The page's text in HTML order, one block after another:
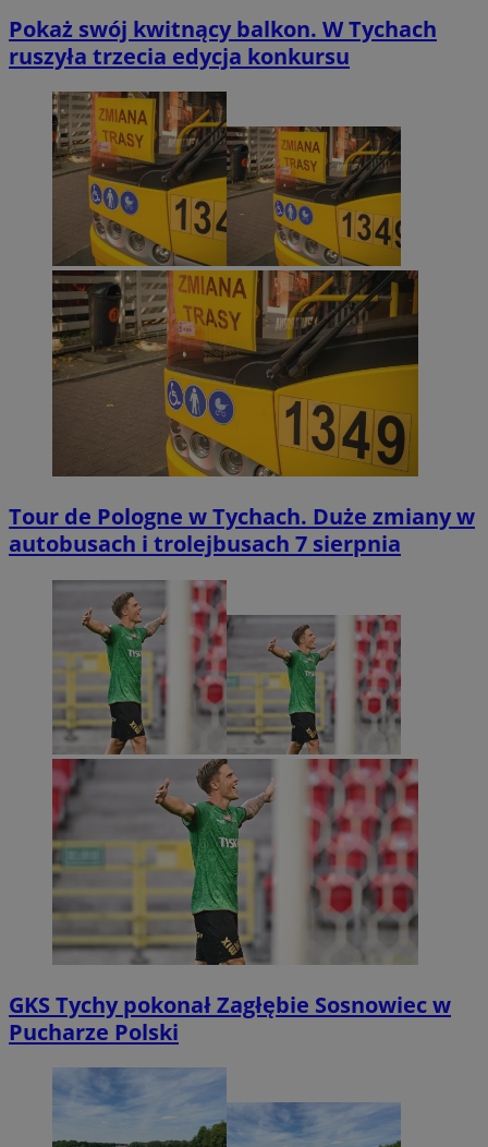
Pokaż swój kwitnący balkon. W Tychach
ruszyła trzecia edycja konkursu
Tour de Pologne w Tychach. Duże zmiany w
autobusach i trolejbusach 7 sierpnia
GKS Tychy pokonał Zagłębie Sosnowiec w
Pucharze Polski